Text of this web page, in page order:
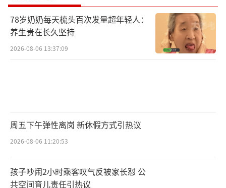
78岁奶奶每天梳头百次发量超年轻人：
养生贵在长久坚持
2026-08-06 13:37:09
周五下午弹性离岗 新休假方式引热议
2026-08-06 11:20:53
孩子吵闹2小时乘客叹气反被家长怼 公
共空间育儿责任引热议